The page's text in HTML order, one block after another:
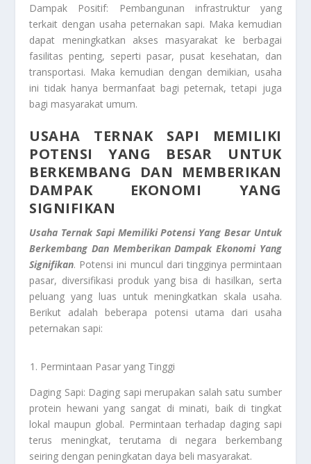
Dampak Positif: Pembangunan infrastruktur yang
terkait dengan usaha peternakan sapi. Maka kemudian
dapat meningkatkan akses masyarakat ke berbagai
fasilitas penting, seperti pasar, pusat kesehatan, dan
transportasi. Maka kemudian dengan demikian, usaha
ini tidak hanya bermanfaat bagi peternak, tetapi juga
bagi masyarakat umum.
USAHA TERNAK SAPI MEMILIKI
POTENSI YANG BESAR UNTUK
BERKEMBANG DAN MEMBERIKAN
DAMPAK EKONOMI YANG
SIGNIFIKAN
Usaha Ternak Sapi Memiliki Potensi Yang Besar Untuk
Berkembang Dan Memberikan Dampak Ekonomi Yang
Signifikan. Potensi ini muncul dari tingginya permintaan
pasar, diversifikasi produk yang bisa di hasilkan, serta
peluang yang luas untuk meningkatkan skala usaha.
Berikut adalah beberapa potensi utama dari usaha
peternakan sapi:
Permintaan Pasar yang Tinggi
Daging Sapi: Daging sapi merupakan salah satu sumber
protein hewani yang sangat di minati, baik di tingkat
lokal maupun global. Permintaan terhadap daging sapi
terus meningkat, terutama di negara berkembang
seiring dengan peningkatan daya beli masyarakat.